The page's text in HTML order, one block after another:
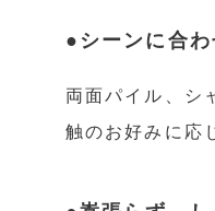
●シーンに合
両面パイル、シ
触のお好みに応